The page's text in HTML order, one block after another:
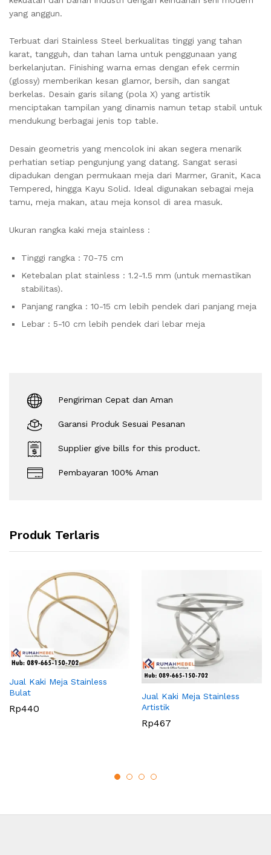
yang anggun.
Terbuat dari Stainless Steel berkualitas tinggi yang tahan
karat, tangguh, dan tahan lama untuk penggunaan yang
berkelanjutan. Finishing warna emas dengan efek cermin
(glossy) memberikan kesan glamor, bersih, dan sangat
berkelas. Desain garis silang (pola X) yang artistik
menciptakan tampilan yang dinamis namun tetap stabil untuk
mendukung berbagai jenis top table.
Desain geometris yang mencolok ini akan segera menarik
perhatian setiap pengunjung yang datang. Sangat serasi
dipadukan dengan permukaan meja dari Marmer, Granit, Kaca
Tempered, hingga Kayu Solid. Ideal digunakan sebagai meja
tamu, meja makan, atau meja konsol di area masuk.
Ukuran rangka kaki meja stainless :
Tinggi rangka : 70-75 cm
Ketebalan plat stainless : 1.2-1.5 mm (untuk memastikan
stabilitas).
Panjang rangka : 10-15 cm lebih pendek dari panjang meja
Lebar : 5-10 cm lebih pendek dari lebar meja
Pengiriman Cepat dan Aman
Garansi Produk Sesuai Pesanan
Supplier give bills for this product.
Pembayaran 100% Aman
Produk Terlaris
Jual Kaki Meja Stainless
Bulat
Rp440
Jual Kaki Meja Stainless
Artistik
Rp467